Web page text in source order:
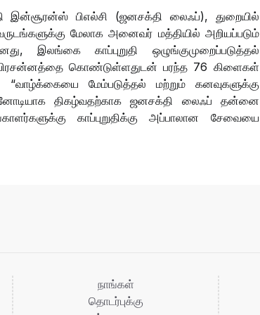
இன்சூரன்ஸ் பிஎல்சி (ஜனசக்தி லைஃப்), துறையில்
மேலாக அனைவர் மத்தியில் அறியப்படும்
இலங்கை காப்புறுதி ஒழுங்குமுறைப்படுத்தல்
பிரசன்னத்தை கொண்டுள்ளதுடன் பரந்த 76 கிளைகள்
மேம்படுத்தல் மற்றும் கனவுகளுக்கு
திகழ்வதற்காக ஜனசக்தி லைஃப் தன்னை
காப்புறுதிக்கு அப்பாலான சேவையை
நாங்கள்
தொடர்புக்கு